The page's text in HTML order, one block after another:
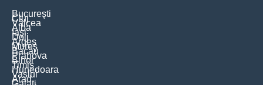
Bucureşti
Cluj
Vâlcea
Alba
Iaşi
Dolj
Argeş
Mureş
Bacău
Prahova
Bihor
Timiş
Hunedoara
Vaslui
Arad